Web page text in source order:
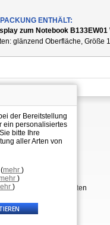
ENTHÄLT:
zum Notebook B133EW01
g länzend Oberfläche, Größe
Widerrufsrecht
Daten
der Bereitstellung
ein personalisiertes
bitte Ihre
aller Arten von
(mehr )
)
)